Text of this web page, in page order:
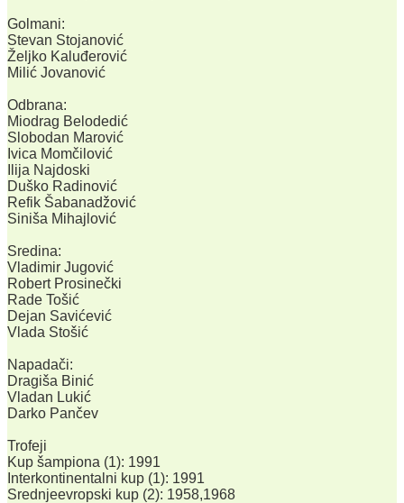
Golmani:
Stevan Stojanović
Željko Kaluđerović
Milić Jovanović
Odbrana:
Miodrag Belodedić
Slobodan Marović
Ivica Momčilović
Ilija Najdoski
Duško Radinović
Refik Šabanadžović
Siniša Mihajlović
Sredina:
Vladimir Jugović
Robert Prosinečki
Rade Tošić
Dejan Savićević
Vlada Stošić
Napadači:
Dragiša Binić
Vladan Lukić
Darko Pančev
Trofeji
Kup šampiona (1): 1991
Interkontinentalni kup (1): 1991
Srednjeevropski kup (2): 1958,1968